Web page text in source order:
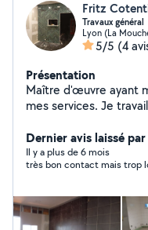
Fritz
Travaux général
Lyon (La
5/5 (4
Présentation
Maître d'œuvre ayant
mes services. Je
Dernier avis laissé
Il y a plus de 6 mois
très bon contact mais trop